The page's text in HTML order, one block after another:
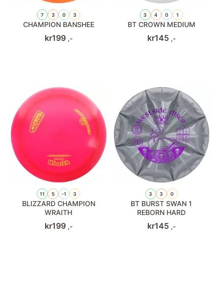
7 3 0 3
CHAMPION BANSHEE
kr199 ,-
3 4 0 1
BT CROWN MEDIUM
kr145 ,-
11 5 -1 3
BLIZZARD CHAMPION
WRAITH
kr199 ,-
3 3 0
BT BURST SWAN 1
REBORN HARD
kr145 ,-